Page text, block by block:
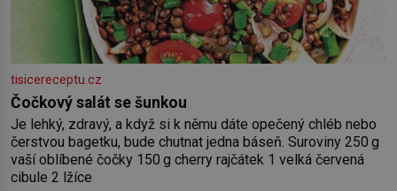
tisicereceptu.cz
Čočkový salát se šunkou
Je lehký, zdravý, a když si k němu dáte opečený chléb nebo
čerstvou bagetku, bude chutnat jedna báseň. Suroviny 250 g
vaší oblíbené čočky 150 g cherry rajčátek 1 velká červená
cibule 2 lžíce